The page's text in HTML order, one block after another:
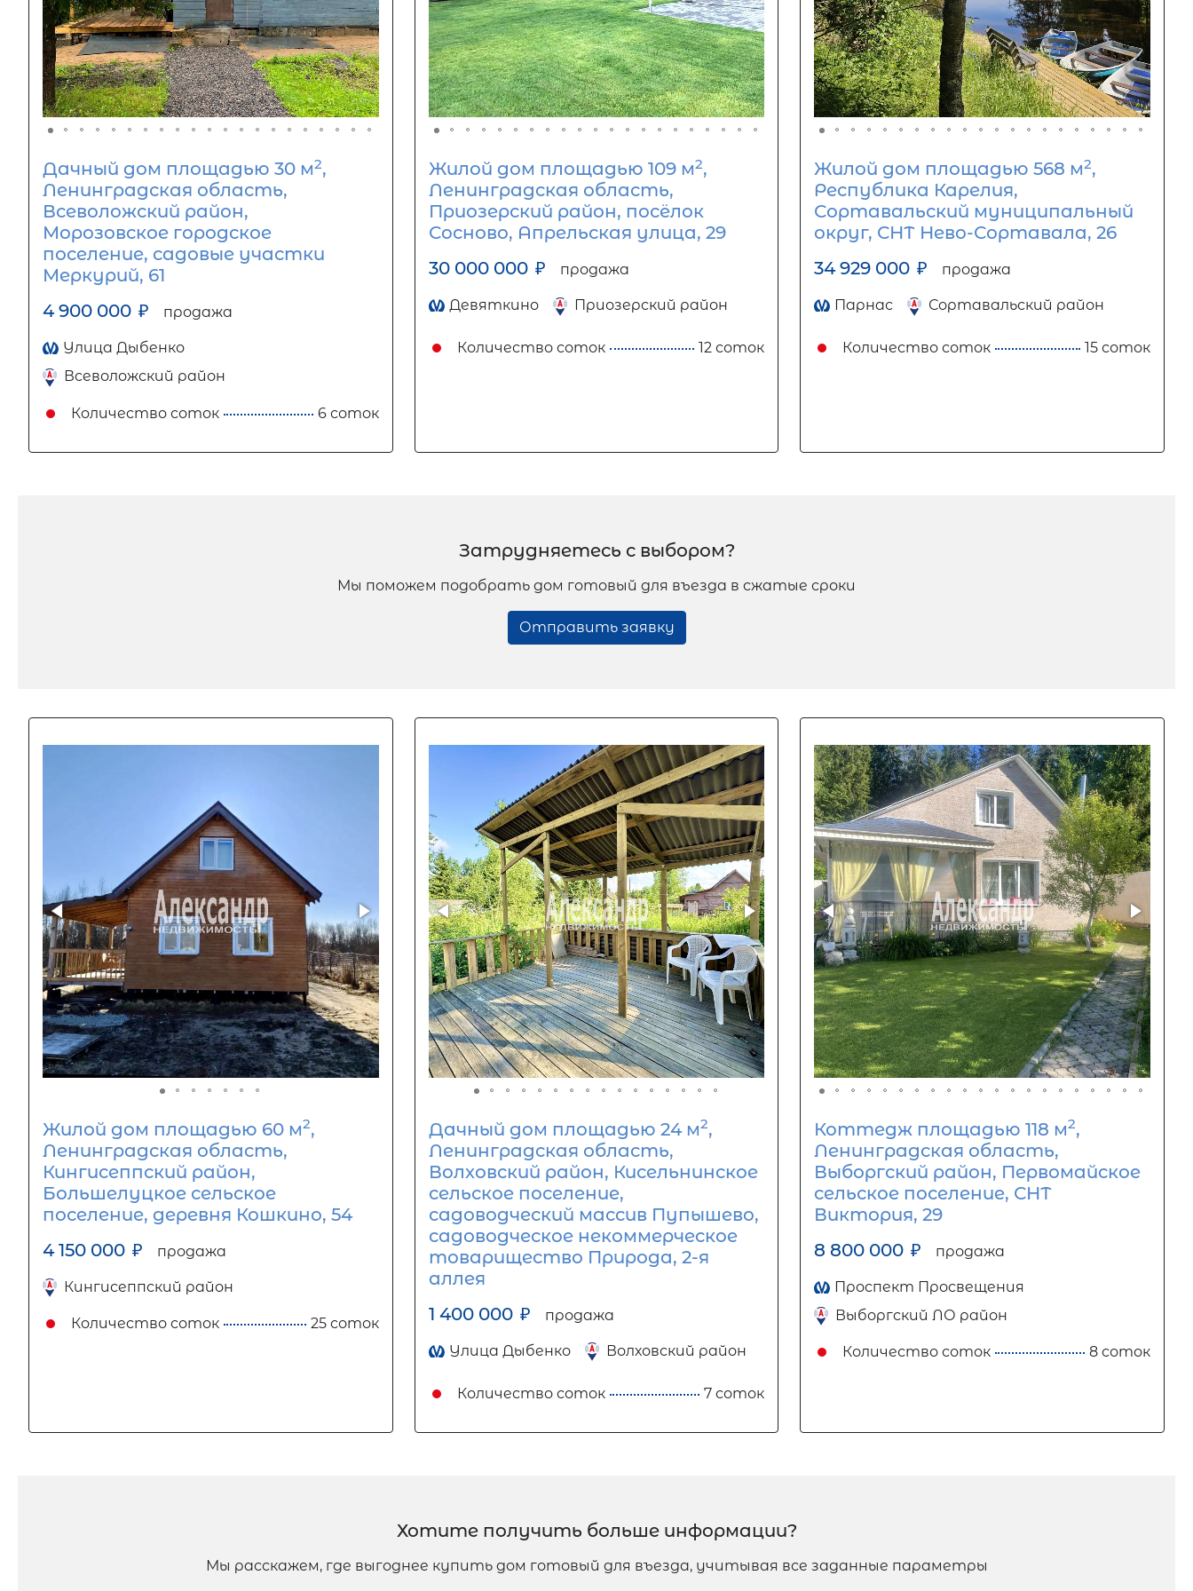
Дачный дом площадью 30 м2,
Ленинградская область,
Всеволожский район,
Морозовское городское
поселение, садовые участки
Меркурий, 61
4 900 000 ₽ продажа
Улица Дыбенко
Всеволожский район
Количество соток 6 соток
Жилой дом площадью 109 м2,
Ленинградская область,
Приозерский район, посёлок
Сосново, Апрельская улица, 29
30 000 000 ₽ продажа
Девяткино Приозерский район
Количество соток 12 соток
Жилой дом площадью 568 м2,
Республика Карелия,
Сортавальский муниципальный
округ, СНТ Нево-Сортавала, 26
34 929 000 ₽ продажа
Парнас Сортавальский район
Количество соток 15 соток
Затрудняетесь с выбором?
Мы поможем подобрать дом готовый для въезда в сжатые сроки
Отправить заявку
Жилой дом площадью 60 м2,
Ленинградская область,
Кингисеппский район,
Большелуцкое сельское
поселение, деревня Кошкино, 54
4 150 000 ₽ продажа
Кингисеппский район
Количество соток 25 соток
Дачный дом площадью 24 м2,
Ленинградская область,
Волховский район, Кисельнинское
сельское поселение,
садоводческий массив Пупышево,
садоводческое некоммерческое
товарищество Природа, 2-я
аллея
1 400 000 ₽ продажа
Улица Дыбенко Волховский район
Количество соток 7 соток
Коттедж площадью 118 м2,
Ленинградская область,
Выборгский район, Первомайское
сельское поселение, СНТ
Виктория, 29
8 800 000 ₽ продажа
Проспект Просвещения
Выборгский ЛО район
Количество соток 8 соток
Хотите получить больше информации?
Мы расскажем, где выгоднее купить дом готовый для въезда, учитывая все заданные параметры